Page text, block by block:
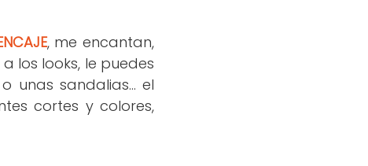
, me encantan,
los looks, le puedes
sandalias... el
cortes y colores,